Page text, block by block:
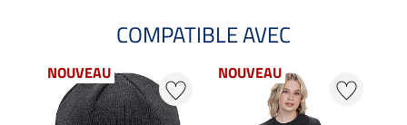
COMPATIBLE AVEC
NOUVEAU NOUVEAU